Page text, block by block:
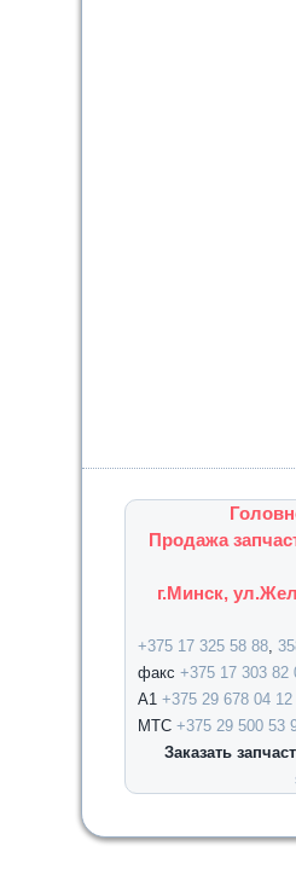
Продажа
г.Минск,
+375 17 325 58 88,
факс+375 17 303 82
А1+375 29 678 04 12
МТС+375 29 500 53
Заказать